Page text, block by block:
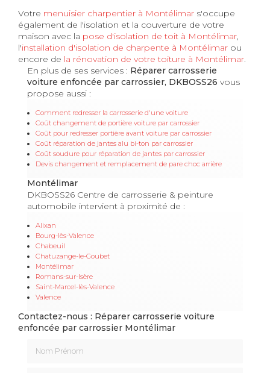
Votre menuisier charpentier à Montélimar s'occupe
également de l'isolation et la couverture de votre
maison avec la pose d'isolation de toit à Montélimar,
l'installation d'isolation de charpente à Montélimar ou
encore de la rénovation de votre toiture à Montélimar.
En plus de ses services : Réparer carrosserie
voiture enfoncée par carrossier, DKBOSS26 vous
propose aussi :
Comment redresser la carrosserie d'une voiture
Coût changement de portière voiture par carrossier
Coût pour redresser portière avant voiture par carrossier
Coût réparation de jantes alu bi-ton par carrossier
Coût soudure pour réparation de jantes par carrossier
Devis changement et remplacement de pare choc arrière
Montélimar
DKBOSS26 Centre de carrosserie & peinture
automobile intervient à proximité de :
Alixan
Bourg-lès-Valence
Chabeuil
Chatuzange-le-Goubet
Montélimar
Romans-sur-Isère
Saint-Marcel-lès-Valence
Valence
Contactez-nous : Réparer carrosserie voiture
enfoncée par carrossier Montélimar